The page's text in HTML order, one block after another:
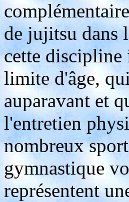
de jujitsu dans
cette discipline
limite d'âge,
auparavant et
l'entretien
nombreux
gymnastique
représentent